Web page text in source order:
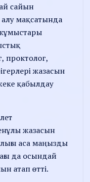
сайын
мақсатында
проктолог,
жазасын
қабылдау
жазасын
аса маңызды
да осындай
атап өтті.